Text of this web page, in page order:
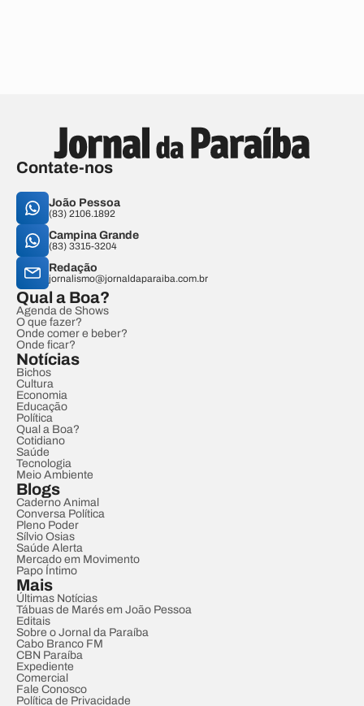
Contate-nos
João Pessoa
(83) 2106.1892
Campina Grande
(83) 3315-3204
Redação
jornalismo@jornaldaparaiba.com.br
Qual a Boa?
Agenda de Shows
O que fazer?
Onde comer e beber?
Onde ficar?
Notícias
Bichos
Cultura
Economia
Educação
Política
Qual a Boa?
Cotidiano
Saúde
Tecnologia
Meio Ambiente
Blogs
Caderno Animal
Conversa Política
Pleno Poder
Sílvio Osias
Saúde Alerta
Mercado em Movimento
Papo Íntimo
Mais
Últimas Notícias
Tábuas de Marés em João Pessoa
Editais
Sobre o Jornal da Paraíba
Cabo Branco FM
CBN Paraíba
Expediente
Comercial
Fale Conosco
Política de Privacidade